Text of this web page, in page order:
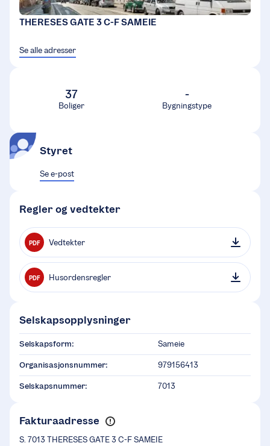
THERESES GATE 3 C-F SAMEIE
Se alle adresser
37
Boliger
-
Bygningstype
Styret
Se e-post
Regler og vedtekter
PDF Vedtekter
PDF Husordensregler
Selskapsopplysninger
Selskapsform: Sameie
Organisasjonsnummer: 979156413
Selskapsnummer: 7013
Fakturaadresse
S. 7013 THERESES GATE 3 C-F SAMEIE